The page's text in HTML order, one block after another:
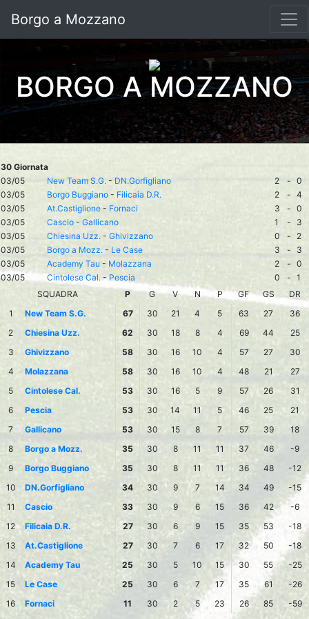
Borgo a Mozzano
BORGO A MOZZANO
30 Giornata
03/05
New Team S.G. - DN.Gorfigliano 2 - 0
03/05
Borgo Buggiano - Filicaia D.R. 2 - 4
03/05
At.Castiglione - Fornaci 3 - 0
03/05
Cascio - Gallicano 1 -
3
03/05
Chiesina Uzz. - Ghivizzano 0 -
2
03/05
Borgo a Mozz. - Le Case 3 -
3
03/05
Academy Tau - Molazzana 2 - 0
03/05
Cintolese Cal.-Pescia 0 - 1
SQUADRA
P G V N P GF GS
DR
1
New Team S.G. 67 30 21 4 5 63 27
36
2
Chiesina Uzz. 62 30 18 8 4 69 44
25
3
Ghivizzano 58 30 16 10 4 57 27
30
4
Molazzana 58 30 16 10 4 48 21
27
5
Cintolese Cal. 53 30 16 5 9 57 26
31
6
Pescia 53 30 14 11 5 46 25
21
7
Gallicano 53 30 15 8 7 57 39
18
8
Borgo a Mozz. 35 30 8 11 11 37 46
-9
9
Borgo Buggiano 35 30 8 11 11 36 48
-12
10
DN.Gorfigliano 34 30 9 7 14 34 49
-15
11
Cascio 33 30 9 6 15 36 42
-6
12
Filicaia D.R. 27 30 6 9 15 35 53
-18
13
At.Castiglione 27 30 7 6 17 32 50
-18
14
Academy Tau 25 30 5 10 15 30 55
-25
15
Le Case 25 30 6 7 17 35 61
-26
16
Fornaci 11 30 2 5 23 26 85 -59